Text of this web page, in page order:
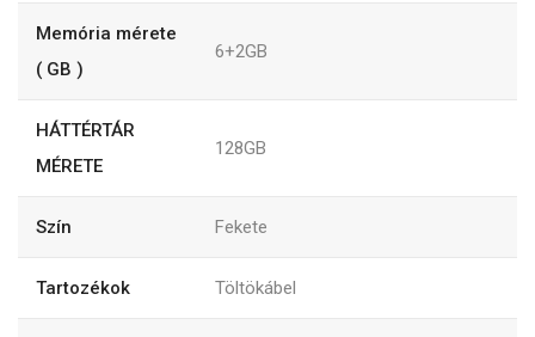
Memória mérete
( GB )
6+2GB
HÁTTÉRTÁR
MÉRETE
128GB
Szín Fekete
Tartozékok Töltökábel